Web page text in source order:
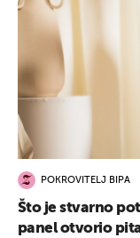
POKROVITELJ BIPA
Što je stvarno
panel otvorio